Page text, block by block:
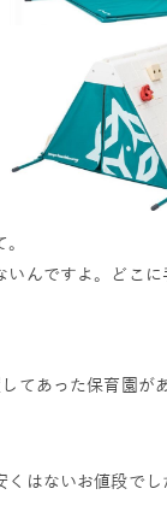
んですよ。どこ
てあった保育園
くはないお値段で